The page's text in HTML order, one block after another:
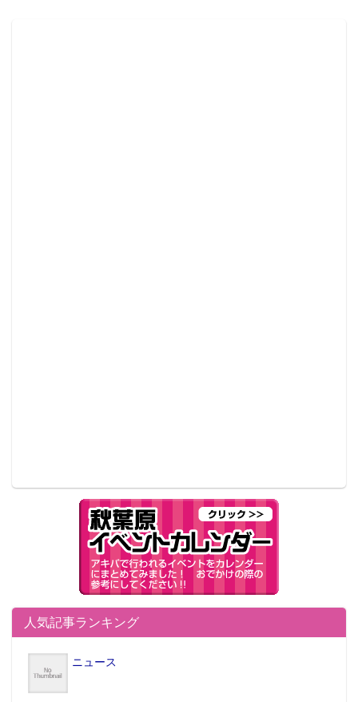
人気記事ランキング
ニュース